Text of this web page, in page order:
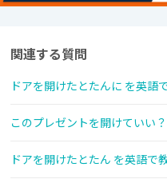
関連する質問
ドアを開けたとたんに を英語
このプレゼントを開けていい
ドアを開けたとたん を英語で